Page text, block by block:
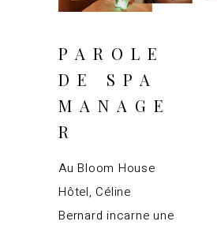
PAROLE
DE SPA
MANAGE
R
Au Bloom House
Hôtel, Céline
Bernard incarne une